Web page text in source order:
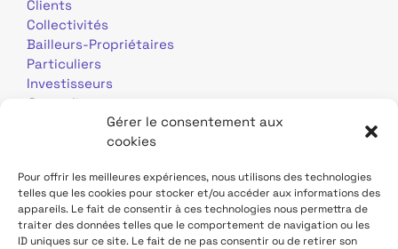
Gérer le consentement aux
cookies
Pour offrir les meilleures expériences, nous utilisons des technologies
telles que les cookies pour stocker et/ou accéder aux informations des
appareils. Le fait de consentir à ces technologies nous permettra de
traiter des données telles que le comportement de navigation ou les
ID uniques sur ce site. Le fait de ne pas consentir ou de retirer son
Clients
Collectivités
Bailleurs-Propriétaires
Particuliers
Investisseurs
Journalistes
Mentions légales Données personnelles